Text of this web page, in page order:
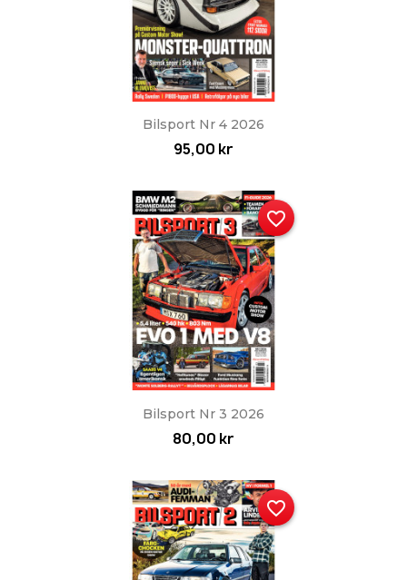
Bilsport Nr 4 2026
95,00 kr
Bilsport Nr 3 2026
80,00 kr
favorite_border
favorite_border